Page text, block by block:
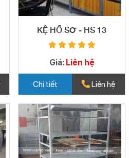
KỆ HỒ SƠ - HS 13
Giá: Liên hệ
Chi tiết Liên hệ